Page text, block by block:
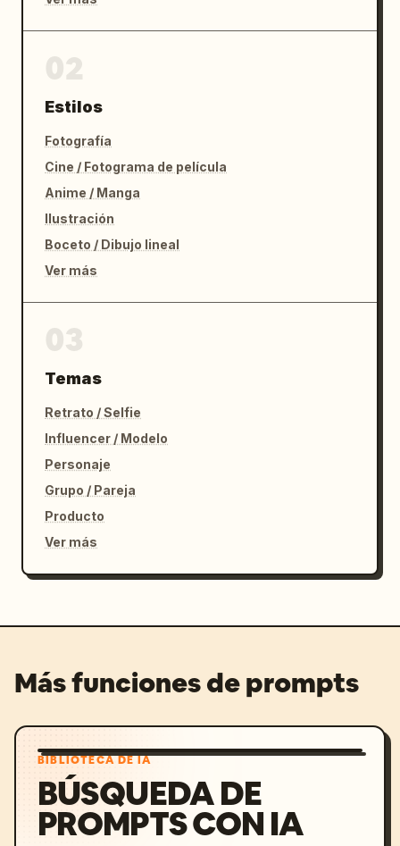
Estilos
Fotografía
Cine / Fotograma de película
Anime / Manga
Ilustración
Boceto / Dibujo lineal
Ver más
Temas
Retrato / Selfie
Influencer / Modelo
Personaje
Grupo / Pareja
Producto
Ver más
Más funciones de prompts
BIBLIOTECA DE IA
BÚSQUEDA DE
PROMPTS CON IA